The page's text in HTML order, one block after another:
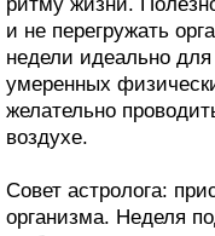
и не перегружать
недели идеально
умеренных
желательно
воздухе.
Совет астролога:
организма. Неделя